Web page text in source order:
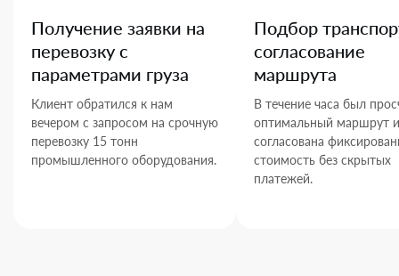
Получение заявки на
перевозку с
параметрами груза
Клиент обратился к нам
вечером с запросом на срочную
перевозку 15 тонн
промышленного оборудования.
Подбор
согласование
маршрута
В течение часа был
оптимальный маршрут и
согласована
стоимость без скрытых
платежей.